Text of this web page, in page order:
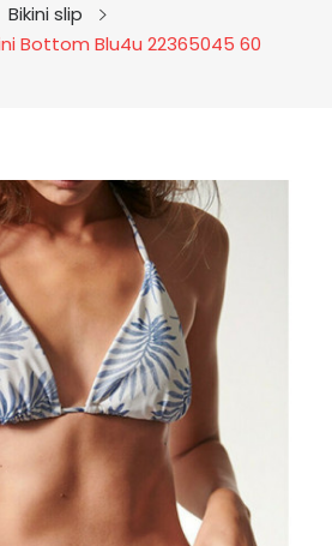
Bikini slip
Bottom Blu4u 22365045 60